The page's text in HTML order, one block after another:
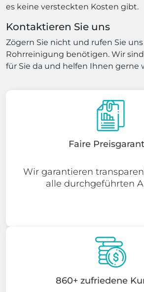
es keine versteckten Kosten gibt.
Kontaktieren Sie uns
Zögern Sie nicht und rufen Sie
Rohrreinigung benötigen. Wir
für Sie da und helfen Ihnen gerne
Faire
Wir garantieren
alle durchgeführten
860+ zufriedene